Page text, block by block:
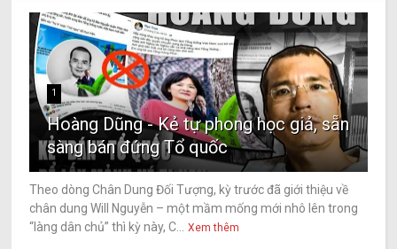
1
Hoàng Dũng - Kẻ tự phong học giả, sẵn
sàng bán đứng Tổ quốc
Theo dòng Chân Dung Đối Tượng, kỳ trước đã giới thiệu về
chân dung Will Nguyễn – một mầm mống mới nhô lên trong
“làng dân chủ” thì kỳ này, C...
Xem thêm